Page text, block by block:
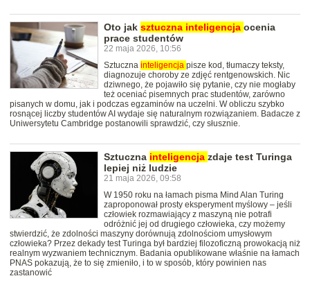
Oto jak sztuczna inteligencja ocenia
prace studentów
22 maja 2026, 10:56
Sztuczna inteligencja pisze kod, tłumaczy teksty,
diagnozuje choroby ze zdjęć rentgenowskich. Nic
dziwnego, że pojawiło się pytanie, czy nie mogłaby
też oceniać pisemnych prac studentów, zarówno
pisanych w domu, jak i podczas egzaminów na uczelni. W obliczu szybko
rosnącej liczby studentów AI wydaje się naturalnym rozwiązaniem. Badacze z
Uniwersytetu Cambridge postanowili sprawdzić, czy słusznie.
Sztuczna inteligencja zdaje test Turinga
lepiej niż ludzie
21 maja 2026, 09:58
W 1950 roku na łamach pisma Mind Alan Turing
zaproponował prosty eksperyment myślowy – jeśli
człowiek rozmawiający z maszyną nie potrafi
odróżnić jej od drugiego człowieka, czy możemy
stwierdzić, że zdolności maszyny dorównują zdolnościom umysłowym
człowieka? Przez dekady test Turinga był bardziej filozoficzną prowokacją niż
realnym wyzwaniem technicznym. Badania opublikowane właśnie na łamach
PNAS pokazują, że to się zmieniło, i to w sposób, który powinien nas
zastanowić